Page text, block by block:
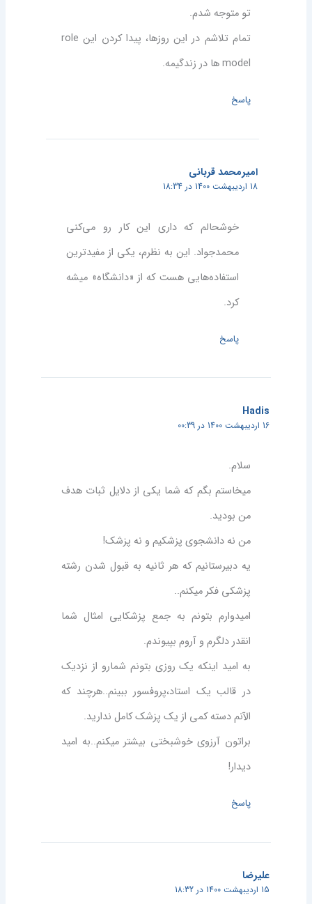
تو متوجه شدم.
تمام تلاشم در این روزها، پیدا کردن این role
model ها در زندگیمه.
پاسخ
امیرمحمد قربانی
18 اردیبهشت 1400 در 18:34
خوشحالم که داری این کار رو می‌کنی
محمدجواد. این به نظرم، یکی از مفیدترین
استفاده‌هایی هست که از «دانشگاه» میشه
کرد.
پاسخ
Hadis
16 اردیبهشت 1400 در 00:39
سلام.
میخاستم بگم که شما یکی از دلایل ثبات هدف
من بودید.
من نه دانشجوی پزشکیم و نه پزشک!
یه دبیرستانیم که هر ثانیه به قبول شدن رشته
پزشکی فکر میکنم..
امیدوارم بتونم به جمع پزشکایی امثال شما
انقدر دلگرم و آروم بپیوندم.
به امید اینکه یک روزی بتونم شمارو از نزدیک
در قالب یک استاد،پروفسور ببینم..هرچند که
الآنم دسته کمی از یک پزشک کامل ندارید.
براتون آرزوی خوشبختی بیشتر میکنم..به امید
دیدار!
پاسخ
علیرضا
15 اردیبهشت 1400 در 18:32